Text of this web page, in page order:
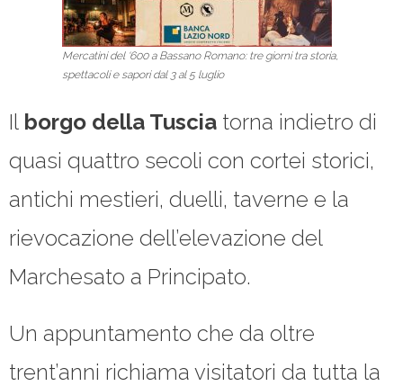
Mercatini del ‘600 a Bassano Romano: tre giorni tra storia,
spettacoli e sapori dal 3 al 5 luglio
Il borgo della Tuscia torna indietro di
quasi quattro secoli con cortei storici,
antichi mestieri, duelli, taverne e la
rievocazione dell’elevazione del
Marchesato a Principato.
Un appuntamento che da oltre
trent’anni richiama visitatori da tutta la